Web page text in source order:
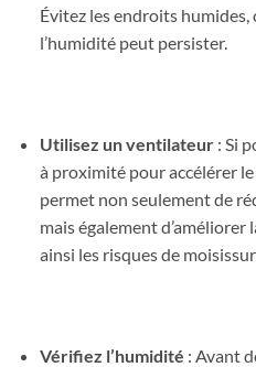
Évitez les endroits humides,
l’humidité peut persister.
Utilisez un ventilateur: Si
à proximité pour accélérer le
permet non seulement de
mais également
ainsi les risques de
Vérifiez l’humidité : Avant